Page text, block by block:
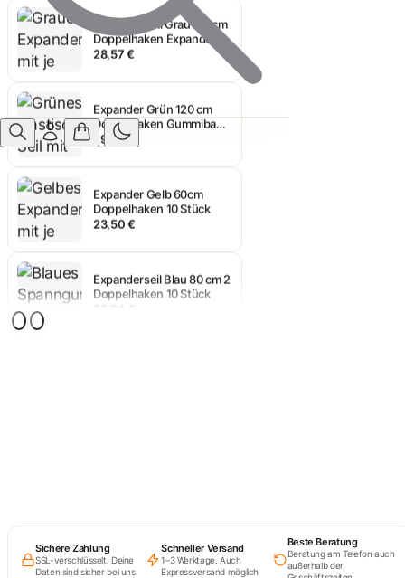
Spanngummi Grau 100cm
Doppelhaken Expander 10
Stück
28,57 €
Doppelhaken Gummiband
Spannfix
29,87 €
Doppelhaken 10 Stück
23,50 €
Doppelhaken 10 Stück
25,94 €
Sichere Zahlung
SSL-verschlüsselt. Deine
Daten sind sicher bei uns.
Schneller Versand
1–3 Werktage. Auch
Expressversand möglich
Beste Beratung
Beratung am Telefon auch
außerhalb der